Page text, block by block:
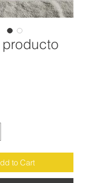
to Cart